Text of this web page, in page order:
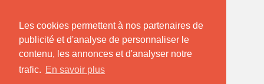
Les cookies permettent à nos partenaires de
publicité et d'analyse de personnaliser le
contenu, les annonces et d'analyser notre
trafic. En savoir plus